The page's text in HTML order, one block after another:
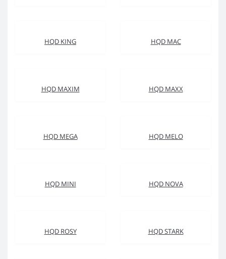
HQD KING HQD MAC
HQD MAXIM HQD MAXX
HQD MEGA HQD MELO
HQD MINI HQD NOVA
HQD ROSY HQD STARK